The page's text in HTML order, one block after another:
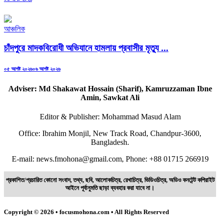
আঞ্চলিক
চাঁদপুরে মাদকবিরোধী অভিযানে হামলায় প্রবাসীর মৃত্যু ...
Posted
০৫ আগষ্ট ২০২৬০৬ আগষ্ট ২০২৬
Adviser: Md Shakawat Hossain (Sharif), Kamruzzaman Ibne
Amin, Sawkat Ali
Editor & Publisher: Mohammad Masud Alam
Office: Ibrahim Monjil, New Track Road, Chandpur-3600,
Bangladesh.
E-mail: news.fmohona@gmail.com, Phone: +88 01715 266919
প্রকাশিত/প্রচারিত কোনো সংবাদ, তথ্য, ছবি, আলোকচিত্র, রেখাচিত্র, ভিডিওচিত্র, অডিও কনটেন্ট কপিরাইট
আইনে পূর্বানুমতি ছাড়া ব্যবহার করা যাবে না।
Copyright © 2026 • focusmohona.com • All Rights Reserved